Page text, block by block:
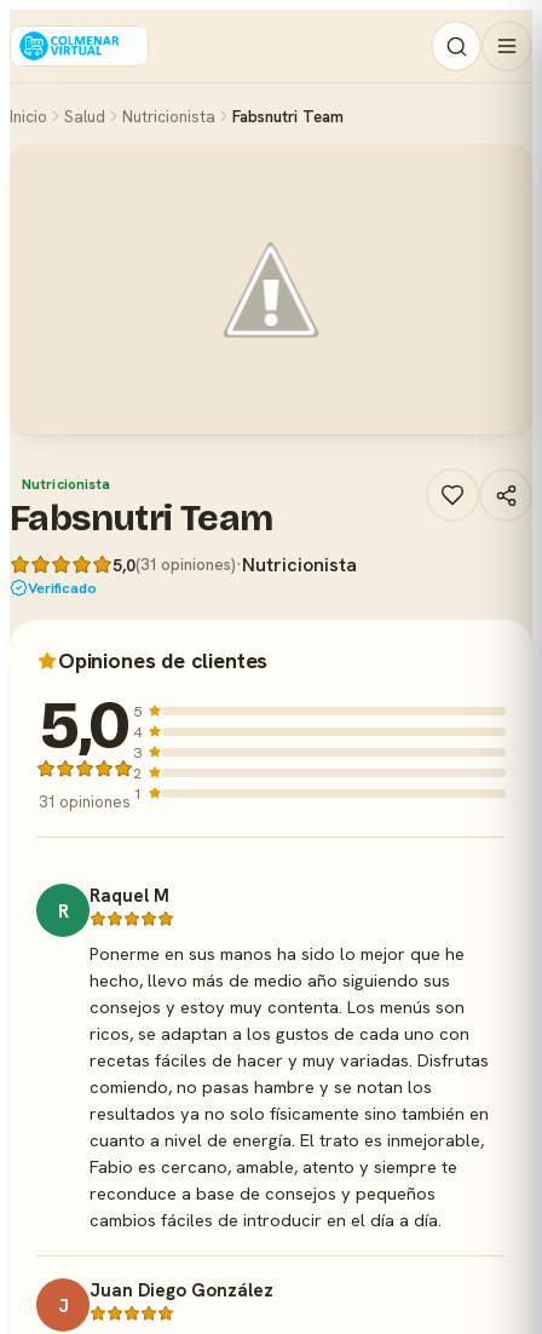
Inicio Salud Nutricionista Fabsnutri Team
Nutricionista
Fabsnutri Team
5,0(31 opiniones)·Nutricionista
Verificado
Opiniones de clientes
5,0
31 opiniones
5
4
3
2
1
R
Raquel M
Ponerme en sus manos ha sido lo mejor que he
hecho, llevo más de medio año siguiendo sus
consejos y estoy muy contenta. Los menús son
ricos, se adaptan a los gustos de cada uno con
recetas fáciles de hacer y muy variadas. Disfrutas
comiendo, no pasas hambre y se notan los
resultados ya no solo físicamente sino también en
cuanto a nivel de energía. El trato es inmejorable,
Fabio es cercano, amable, atento y siempre te
reconduce a base de consejos y pequeños
cambios fáciles de introducir en el día a día.
J
Juan Diego González